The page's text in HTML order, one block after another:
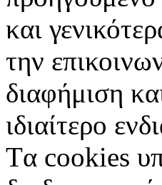
και
την
διαφήμιση
ιδιαίτερο
Tα cookies